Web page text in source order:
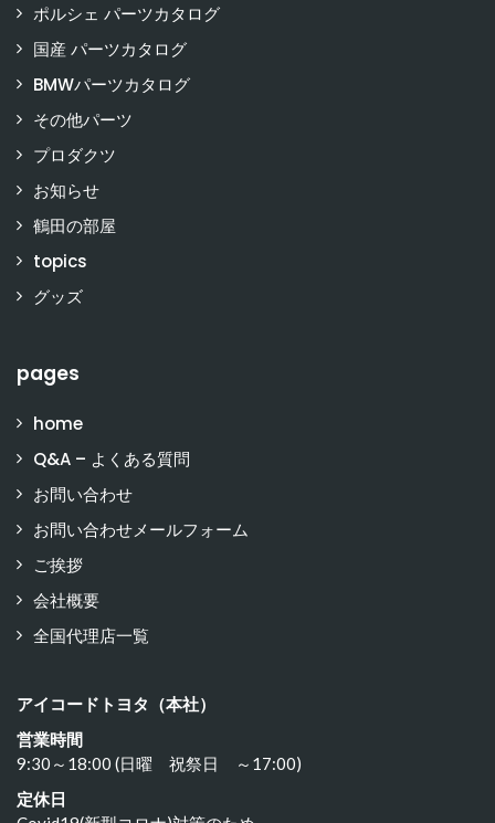
ポルシェ パーツカタログ
国産 パーツカタログ
BMWパーツカタログ
その他パーツ
プロダクツ
お知らせ
鶴田の部屋
topics
グッズ
pages
home
Q&A – よくある質問
お問い合わせ
お問い合わせメールフォーム
ご挨拶
会社概要
全国代理店一覧
アイコードトヨタ（本社）
営業時間
9:30～18:00 (日曜 祝祭日 ～17:00)
定休日